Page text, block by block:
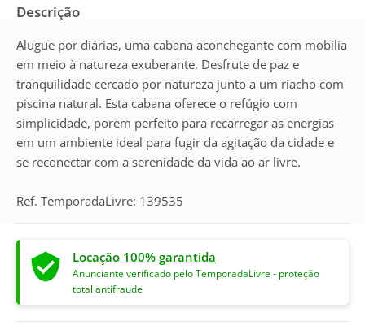
Descrição
Alugue por diárias, uma cabana aconchegante com mobília
em meio à natureza exuberante. Desfrute de paz e
tranquilidade cercado por natureza junto a um riacho com
piscina natural. Esta cabana oferece o refúgio com
simplicidade, porém perfeito para recarregar as energias
em um ambiente ideal para fugir da agitação da cidade e
se reconectar com a serenidade da vida ao ar livre.
Ref. TemporadaLivre: 139535
Locação 100% garantida
Anunciante verificado pelo TemporadaLivre - proteção
total antifraude